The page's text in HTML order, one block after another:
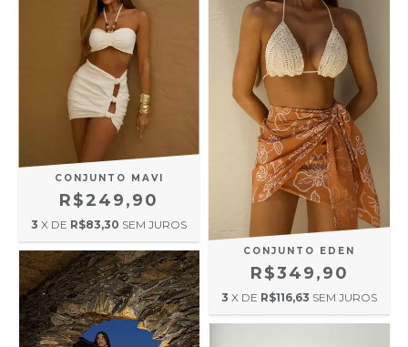
CONJUNTO MAVI
R$249,90
3 X DE R$83,30 SEM JUROS
CONJUNTO EDEN
R$349,90
3 X DE R$116,63 SEM JUROS